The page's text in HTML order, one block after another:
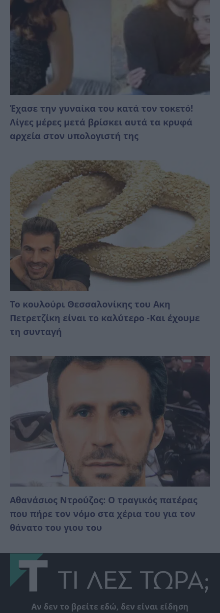
Έχασε την γυναίκα του κατά τον τοκετό!
Λίγες μέρες μετά βρίσκει αυτά τα κρυφά
αρχεία στον υπολογιστή της
Το κουλούρι Θεσσαλονίκης του Ακη
Πετρετζίκη είναι το καλύτερο -Και έχουμε
τη συνταγή
Αθανάσιος Ντρούζος: Ο τραγικός πατέρας
που πήρε τον νόμο στα χέρια του για τον
θάνατο του γιου του
Αν δεν το βρείτε εδώ, δεν είναι είδηση